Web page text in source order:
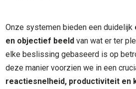
Onze systemen bieden een duidelijk
en objectief beeld van wat er ter
elke beslissing gebaseerd is op
deze manier voorzien we in een
reactiesnelheid, productiviteit en